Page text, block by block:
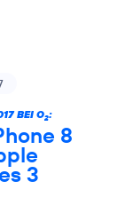
BEI O2:
8
3